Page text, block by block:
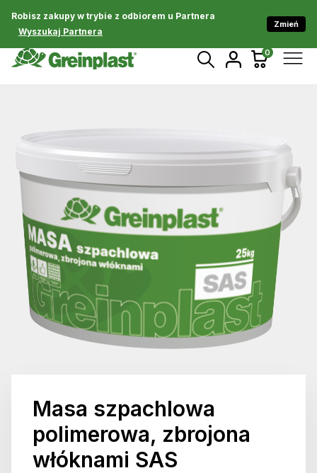
Robisz zakupy w trybie z odbiorem u Partnera
Wyszukaj Partnera
Zmień
0
Masa szpachlowa
polimerowa, zbrojona
włóknami SAS